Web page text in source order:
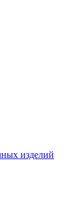
изделий